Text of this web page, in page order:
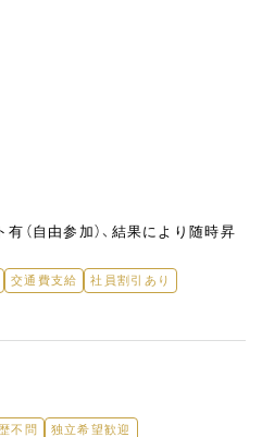
（自由参加）、結果により随時昇
交通費支給
社員割引あり
不問 独立希望歓迎